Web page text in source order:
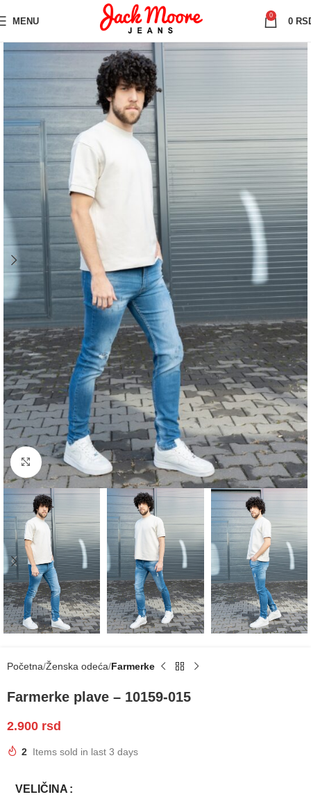
MENU
0
0
Click to enlarge
Početna Ženska odeća Farmerke
Farmerke plave – 10159-015
2.900 rsd
2 Items sold in last 3 days
VELIČINA